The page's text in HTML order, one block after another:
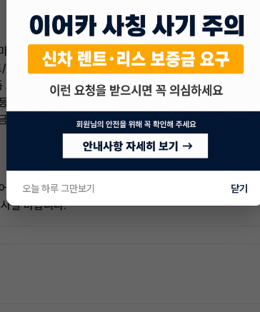
, 파나메라, 911 등 모델별로 가격이 크게 다릅니다.
스료가 낮아집니다.
체, 정기 점검 등)을 포함하면 월 렌트료가 높아지지만,
따라 보험료가 달라집니다.
부대비용도 월 렌트/리스료에 포함됩니다.
지만, 추가 금액을 지불하거나, 모델/트림/계약 기간
길 바랍니다.
오늘 하루 그만보기 닫기